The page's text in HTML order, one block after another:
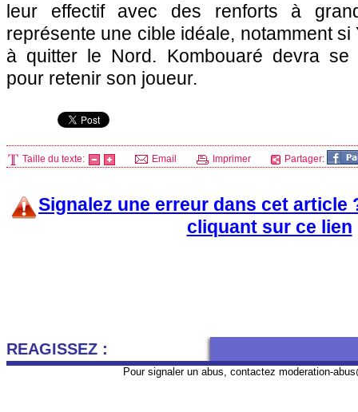
leur effectif avec des renforts à
représente une cible idéale, notamment
à quitter le Nord. Kombouaré devra se
pour retenir son joueur.
Taille du texte: Email Imprimer Partager:
Signalez une erreur dans cet article
cliquant sur ce lien
REAGISSEZ :
Pour signaler un abus, contactez moderation-